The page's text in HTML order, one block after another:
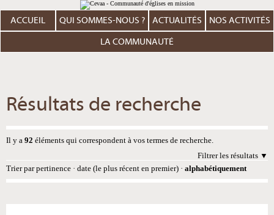
au
contenu.
Aller
personnels
ACCUEIL QUI SOMMES-NOUS ? ACTUALITÉS NOS ACTIVITÉS
LA COMMUNAUTÉ
Résultats de recherche
Il y a 92 éléments qui correspondent à vos termes de recherche.
Filtrer les résultats
Trier par pertinence · date (le plus récent en premier) · alphabétiquement